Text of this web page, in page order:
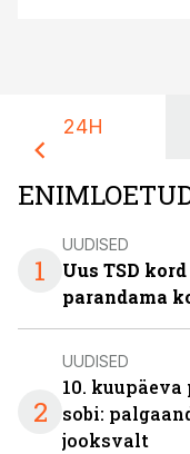
24H
1
UUDISED
Uus TSD
parandama
2
UUDISED
10. kuupäeva
sobi:
jooksvalt